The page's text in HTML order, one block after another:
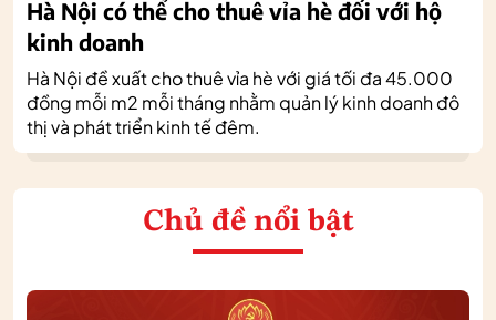
Hà Nội có thể cho thuê vỉa hè đối với hộ
kinh doanh
Hà Nội đề xuất cho thuê vỉa hè với giá tối đa 45.000
đồng mỗi m2 mỗi tháng nhằm quản lý kinh doanh đô
thị và phát triển kinh tế đêm.
Chủ đề nổi bật